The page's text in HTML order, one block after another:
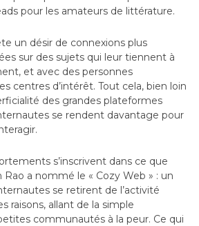
pour les amateurs de littérature.
un désir de connexions plus
sur des sujets qui leur tiennent à
et avec des personnes
centres d’intérêt. Tout cela, bien loin
des grandes plateformes
se rendent davantage pour
s’inscrivent dans ce que
Rao a nommé le « Cozy Web » : un
se retirent de l’activité
raisons, allant de la simple
communautés à la peur. Ce qui